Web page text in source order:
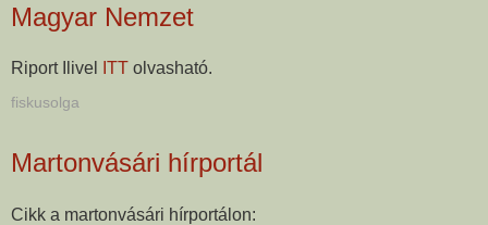
Magyar Nemzet
Riport Ilivel ITT olvasható.
fiskusolga
Martonvásári hírportál
Cikk a martonvásári hírportálon: